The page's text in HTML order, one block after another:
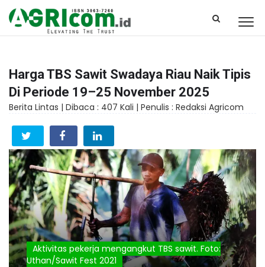
Harga TBS Sawit Swadaya Riau Naik Tipis
Di Periode 19–25 November 2025
Berita Lintas | Dibaca : 407 Kali | Penulis : Redaksi Agricom
Aktivitas pekerja mengangkut TBS sawit. Foto:
Uthan/Sawit Fest 2021